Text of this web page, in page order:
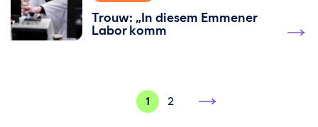
Trouw: „In diesem Emmener
Labor komm
1 2
Nächste